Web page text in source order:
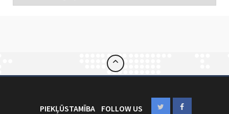
PIEKĻŪSTAMĪBA FOLLOW US